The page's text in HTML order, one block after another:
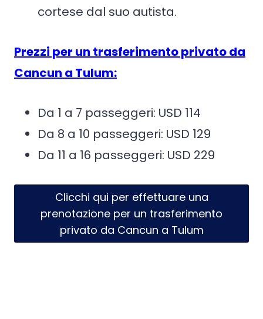
cortese dal suo autista.
Prezzi per un trasferimento privato da
Cancun a Tulum:
Da 1 a 7 passeggeri: USD 114
Da 8 a 10 passeggeri: USD 129
Da 11 a 16 passeggeri: USD 229
Clicchi qui per effettuare una
prenotazione per un trasferimento
privato da Cancun a Tulum